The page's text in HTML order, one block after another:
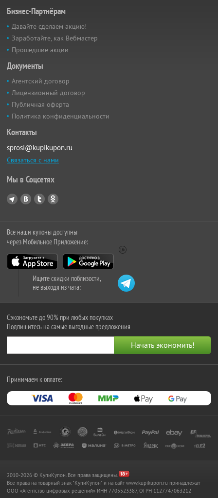
Бизнес-Партнёрам
Давайте сделаем акцию!
Заработайте, как Вебмастер
Прошедшие акции
Документы
Агентский договор
Лицензионный договор
Публичная оферта
Политика конфиденциальности
Контакты
sprosi@kupikupon.ru
Связаться с нами
Мы в Соцсетях
Все наши купоны доступны
через Мобильное Приложение:
Ищите скидки поблизости,
не выходя из чата:
Сэкономьте до 90% при любых покупках
Подпишитесь на самые выгодные предложения
Принимаем к оплате:
2010-2026 © КупиКупон. Все права защищены.
Все права на товарный знак "КупиКупон" и на сайт www.kupikupon.ru принадлежат
OOO «Агентство цифровых решений» ИНН 7705523387, ОГРН 1127747063212